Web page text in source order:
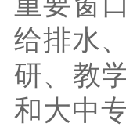
给排水
研、教
和大中